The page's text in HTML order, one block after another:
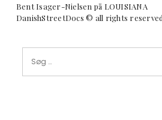
Bent Isager-Nielsen på LOUISIANA
DanishStreetDocs © all rights